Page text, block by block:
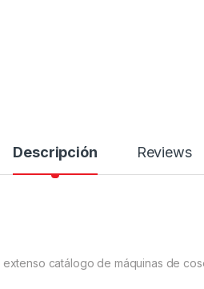
Descripción Reviews
catálogo de máquinas de